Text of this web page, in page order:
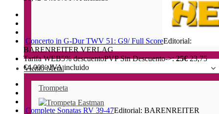
Viento Metal
Trompeta
Concerto in G-Dur TWV 51: G9/ Full ScoreEditorial:
BARENREITER VERLAG
Tarifa WEB5%descuentoPVP Sin Descuento->:25€ 23,75
€4.00%IVA incluido
Complete Sonatas RV 39-47Editorial: BARENREITER